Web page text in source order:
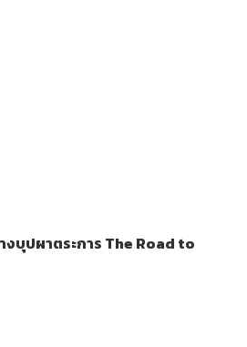
บุปผาตระการ The Road to